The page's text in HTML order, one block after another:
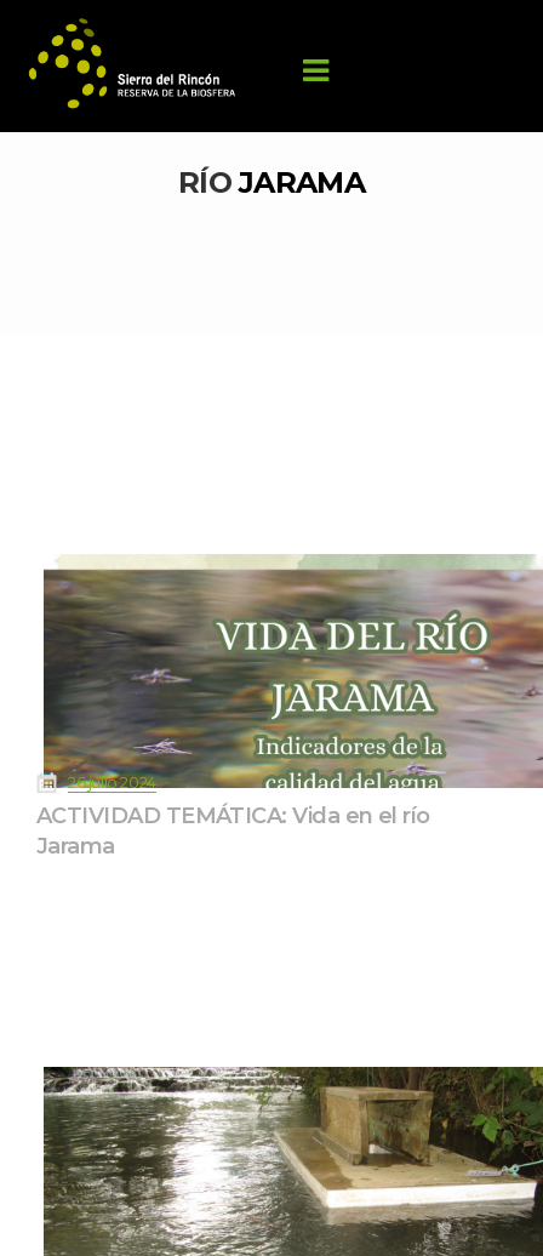
RÍO JARAMA
26 julio 2024
ACTIVIDAD TEMÁTICA: Vida en el río
Jarama